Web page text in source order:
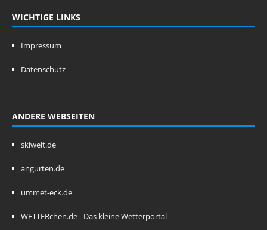
WICHTIGE LINKS
Impressum
Datenschutz
ANDERE WEBSEITEN
skiwelt.de
angurten.de
ummet-eck.de
WETTERchen.de - Das kleine Wetterportal